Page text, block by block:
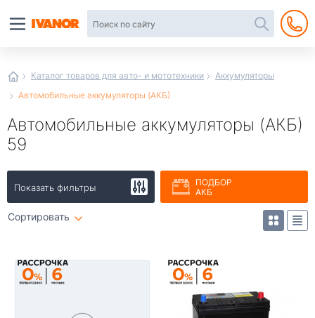
Каталог товаров для авто- и мототехники
Аккумуляторы
Автомобильные аккумуляторы (АКБ)
Автомобильные аккумуляторы (АКБ)
59
Показать фильтры
ПОДБОР
АКБ
Сортировать
интернет-